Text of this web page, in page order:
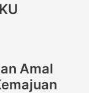
Amal